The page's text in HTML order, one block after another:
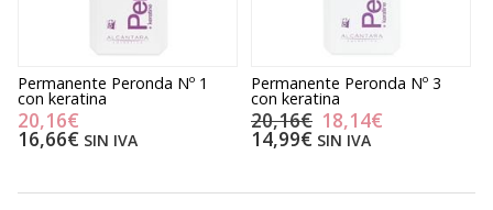
Permanente Peronda Nº 1
con keratina
20,16€
16,66€ SIN IVA
Permanente Peronda Nº 3
con keratina
20,16€ 18,14€
14,99€ SIN IVA